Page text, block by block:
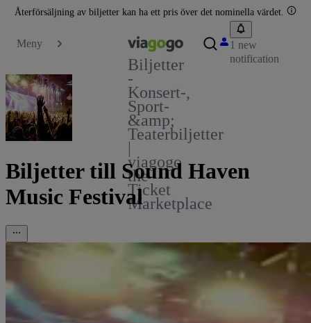
Återförsäljning av biljetter kan ha ett pris över det nominella värdet.
Meny
Biljetter
-
Konsert-,
Sport-
&amp;
Teaterbiljetter
|
viagogo
the
Ticket
Marketplace
1 new
notification
Biljetter till Sound Haven
Music Festival